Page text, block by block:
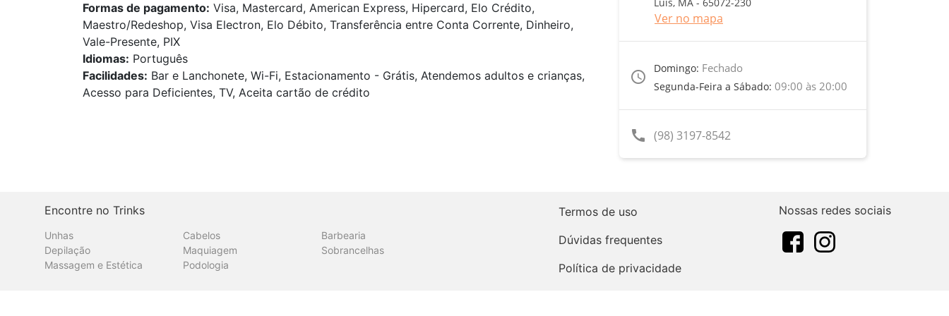
Formas de pagamento: Visa, Mastercard, American Express, Hipercard, Elo Crédito,
Maestro/Redeshop, Visa Electron, Elo Débito, Transferência entre Conta Corrente, Dinheiro,
Vale-Presente, PIX
Idiomas: Português
Facilidades: Bar e Lanchonete, Wi-Fi, Estacionamento - Grátis, Atendemos adultos e crianças,
Acesso para Deficientes, TV, Aceita cartão de crédito
Ver no mapa
access_time
Domingo: Fechado
Segunda-Feira a Sábado: 09:00 às 20:00
call (98) 3197-8542
Encontre no Trinks
Unhas Cabelos
Barbearia
Depilação
Maquiagem
Sobrancelhas
Massagem e Estética
Podologia
Termos de uso
Dúvidas frequentes
Política de privacidade
Nossas redes sociais